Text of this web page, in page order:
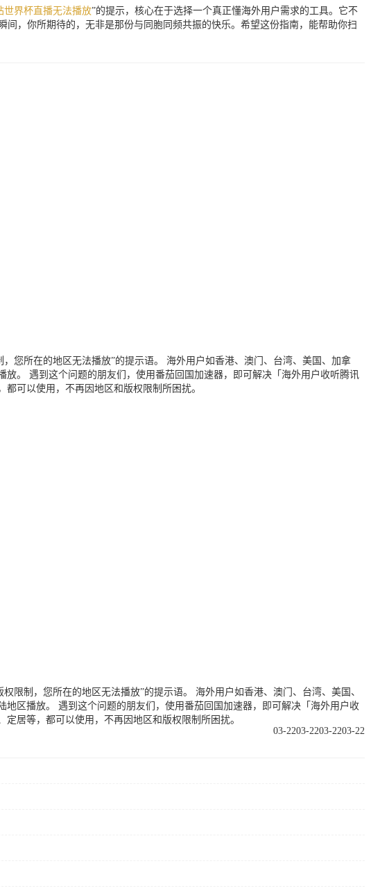
世界杯直播无法播放”的提示，核心在于选择一个真正懂海外用户需求的工具。它不
，你所期待的，无非是那份与同胞同频共振的快乐。希望这份指南，能帮助你扫
您所在的地区无法播放”的提示语。 海外用户如香港、澳门、台湾、美国、加拿
。 遇到这个问题的朋友们，使用番茄回国加速器，即可解决「海外用户收听腾讯
可以使用，不再因地区和版权限制所困扰。
限制，您所在的地区无法播放”的提示语。 海外用户如香港、澳门、台湾、美国、
区播放。 遇到这个问题的朋友们，使用番茄回国加速器，即可解决「海外用户收
居等，都可以使用，不再因地区和版权限制所困扰。
03-22
03-22
03-22
03-22